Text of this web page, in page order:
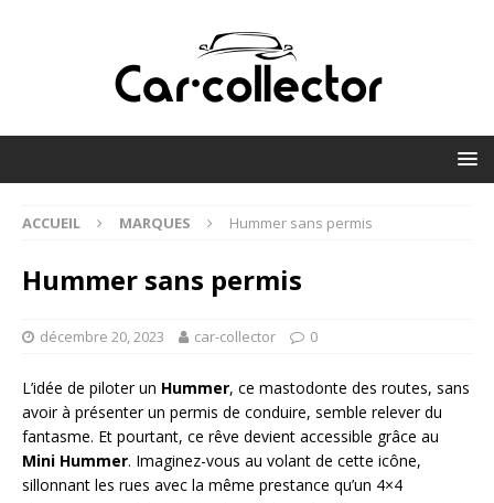
ACCUEIL MARQUES Hummer sans permis
Hummer sans permis
décembre 20, 2023 car-collector 0
L’idée de piloter un Hummer, ce mastodonte des routes, sans
avoir à présenter un permis de conduire, semble relever du
fantasme. Et pourtant, ce rêve devient accessible grâce au
Mini Hummer. Imaginez-vous au volant de cette icône,
sillonnant les rues avec la même prestance qu’un 4×4